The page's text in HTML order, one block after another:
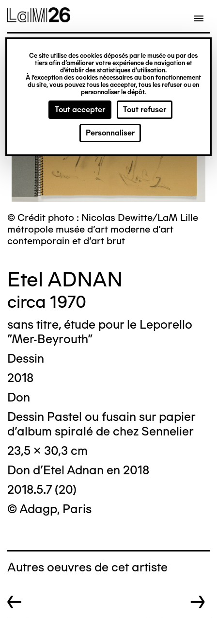
Gestion des cookies
Ce site utilise des cookies déposés par le musée ou par des
tiers afin d’améliorer votre expérience de navigation et
d’établir des statistiques d’utilisation.
À l’exception des cookies nécessaires au bon fonctionnement
du site, vous pouvez tous les accepter, tous les refuser ou en
personnaliser le dépôt.
Tout accepter Tout refuser
Personnaliser
contenu
© Crédit photo : Nicolas Dewitte/LaM Lille
métropole musée d’art moderne d’art
contemporain et d’art brut
Etel ADNAN
circa 1970
sans titre, étude pour le Leporello
"Mer-Beyrouth"
Dessin
2018
Don
Dessin Pastel ou fusain sur papier
d'album spiralé de chez Sennelier
23,5 x 30,3 cm
Don d'Etel Adnan en 2018
2018.5.7 (20)
© Adagp, Paris
Autres oeuvres de cet artiste
← →